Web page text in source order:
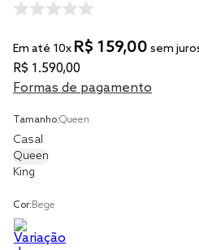
Em até 10x R$ 159,00 sem
R$ 1.590,00
Formas de pagamento
Tamanho:Queen
Casal
Queen
King
Cor:Bege
jogo cama casal